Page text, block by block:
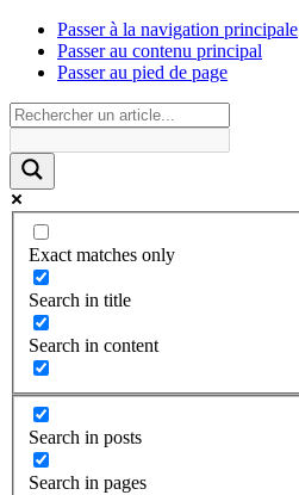
Passer à la navigation principale
Passer au contenu principal
Passer au pied de page
Exact matches only
Search in title
Search in content
Search in posts
Search in pages